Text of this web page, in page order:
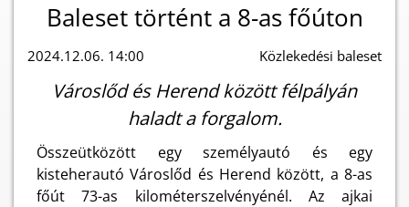
Baleset történt a 8-as főúton
2024.12.06. 14:00 Közlekedési baleset
Városlőd és Herend között félpályán
haladt a forgalom.
Összeütközött egy személyautó és egy
kisteherautó Városlőd és Herend között, a 8-as
főút 73-as kilométerszelvényénél. Az ajkai